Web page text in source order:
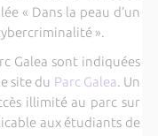
« Dans la peau d’un
».
Galea sont indiquées
site du Parc Galea. Un
illimité au parc sur
aux étudiants de